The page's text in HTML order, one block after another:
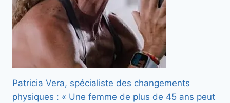
Patricia Vera, spécialiste des changements
physiques : « Une femme de plus de 45 ans peut